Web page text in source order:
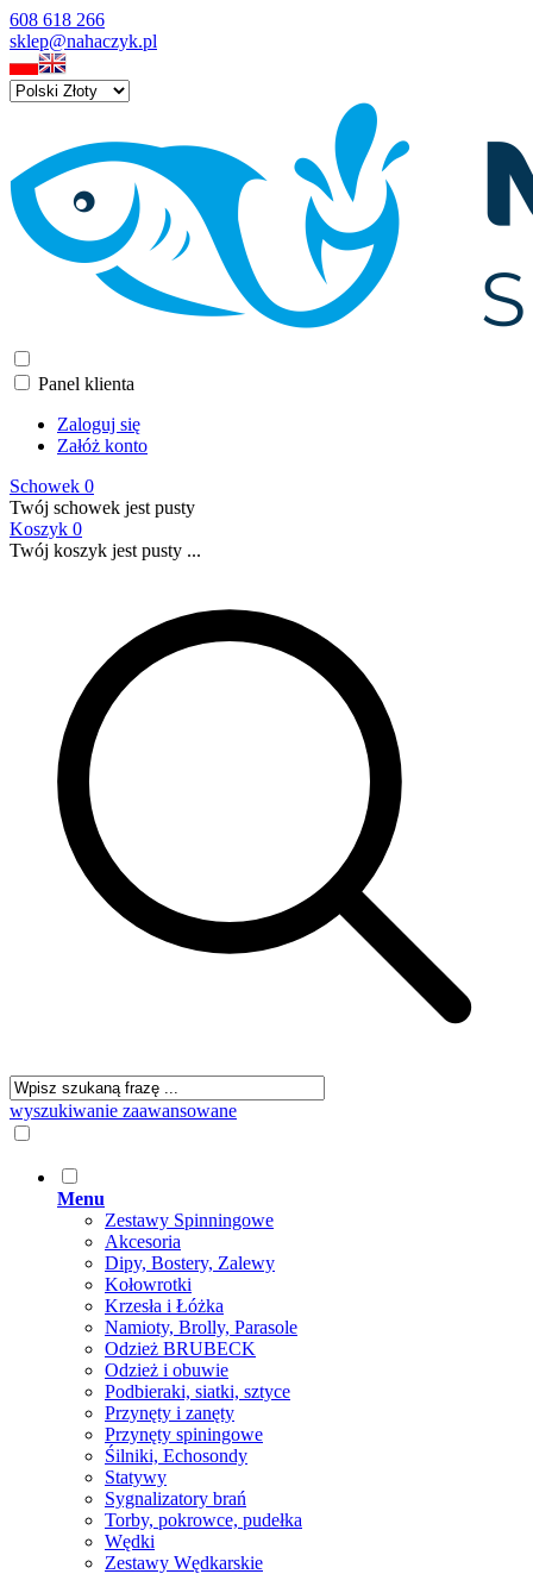
608 618 266
sklep@nahaczyk.pl
Panel klienta
Zaloguj się
Załóż konto
Schowek 0
Twój schowek jest pusty
Koszyk 0
Twój koszyk jest pusty ...
wyszukiwanie zaawansowane
Menu
Zestawy Spinningowe
Akcesoria
Dipy, Bostery, Zalewy
Kołowrotki
Krzesła i Łóżka
Namioty, Brolly, Parasole
Odzież BRUBECK
Odzież i obuwie
Podbieraki, siatki, sztyce
Przynęty i zanęty
Przynęty spiningowe
Śilniki, Echosondy
Statywy
Sygnalizatory brań
Torby, pokrowce, pudełka
Wędki
Zestawy Wędkarskie